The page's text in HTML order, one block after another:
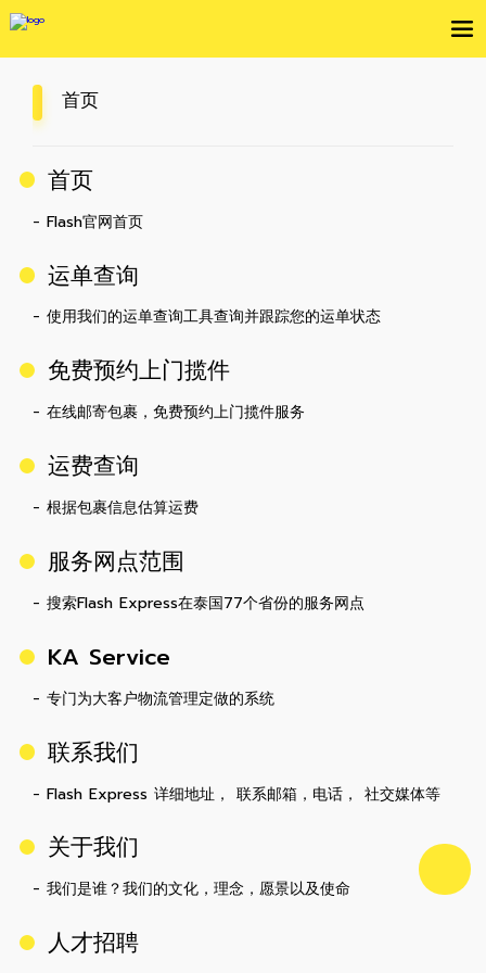
首页
首页
- Flash官网首页
运单查询
- 使用我们的运单查询工具查询并跟踪您的运单状态
免费预约上门揽件
- 在线邮寄包裹，免费预约上门揽件服务
运费查询
- 根据包裹信息估算运费
服务网点范围
- 搜索Flash Express在泰国77个省份的服务网点
KA Service
- 专门为大客户物流管理定做的系统
联系我们
- Flash Express 详细地址， 联系邮箱，电话， 社交媒体等
关于我们
- 我们是谁？我们的文化，理念，愿景以及使命
人才招聘